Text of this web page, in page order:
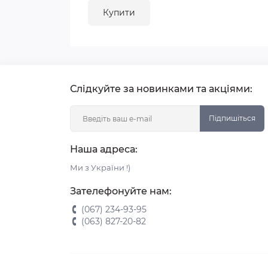
Купити
Слідкуйте за новинками та акціями:
Підпишіться
Наша адреса:
Ми з України !)
Зателефонуйте нам:
(067) 234-93-95
(063) 827-20-82